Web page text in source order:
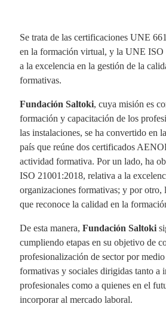
ok
In
A
pp
Se trata de las certificaciones UNE
en la formación virtual, y la UNE ISO
a la excelencia en la gestión de la
formativas.
Fundación Saltoki, cuya misión es
formación y capacitación de los
las instalaciones, se ha convertido en
país que reúne dos certificados
actividad formativa. Por un lado, ha
ISO 21001:2018, relativa a la
organizaciones formativas; y por
que reconoce la calidad en la
De esta manera, Fundación Saltoki
cumpliendo etapas en su objetivo de
profesionalización de sector por
formativas y sociales dirigidas tanto a
profesionales como a quienes en el
incorporar al mercado laboral.